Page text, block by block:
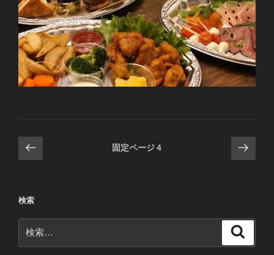
投
稿
ペ
ジ
送
前
の
固定ページ4
次
の
検索
索: